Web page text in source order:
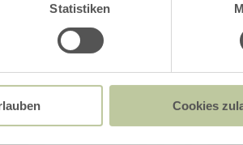
Statistiken
Cookies